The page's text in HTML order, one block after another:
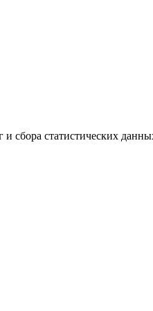
сбора статистических